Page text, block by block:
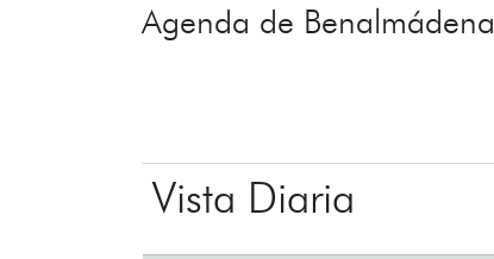
Agenda de Benalmádena
Vista Diaria